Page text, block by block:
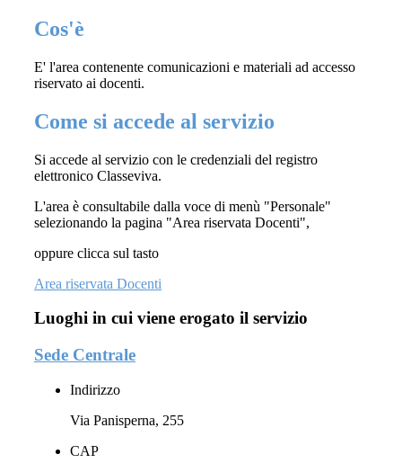
Cos'è
E' l'area contenente comunicazioni e materiali ad accesso
riservato ai docenti.
Come si accede al servizio
Si accede al servizio con le credenziali del registro
elettronico Classeviva.
L'area è consultabile dalla voce di menù "Personale"
selezionando la pagina "Area riservata Docenti",
oppure clicca sul tasto
Area riservata Docenti
Luoghi in cui viene erogato il servizio
Sede Centrale
Indirizzo
Via Panisperna, 255
CAP